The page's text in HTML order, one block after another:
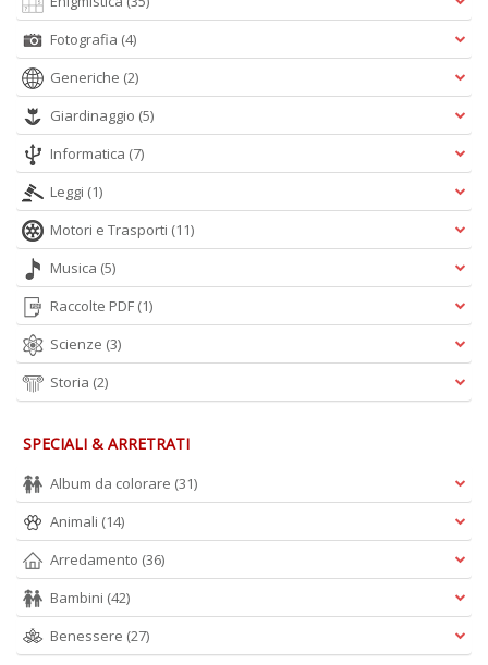
Fotografia (4)
Generiche (2)
Giardinaggio (5)
Informatica (7)
Leggi (1)
Motori e Trasporti (11)
Musica (5)
Raccolte PDF (1)
Scienze (3)
Storia (2)
SPECIALI & ARRETRATI
Album da colorare (31)
Animali (14)
Arredamento (36)
Bambini (42)
Benessere (27)